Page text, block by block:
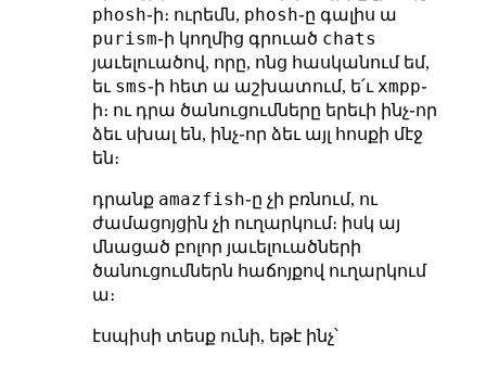
phosh֊ի։ ուրեմն, phosh֊ը գալիս ա
purism֊ի կողմից գրուած chats
յաւելուածով, որը, ոնց հասկանում եմ,
եւ sms֊ի հետ ա աշխատում, ե՛ւ xmpp֊
ի։ ու դրա ծանուցումները երեւի ինչ֊որ
ձեւ սխալ են, ինչ֊որ ձեւ այլ հոսքի մէջ
են։
դրանք amazfish֊ը չի բռնում, ու
ժամացոյցին չի ուղարկում։ իսկ այ
մնացած բոլոր յաւելուածների
ծանուցումներն հաճոյքով ուղարկում
ա։
էսպիսի տեսք ունի, եթէ ինչ՝